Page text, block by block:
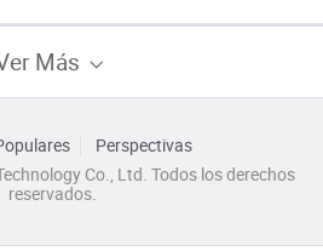
Más
Perspectivas
Co., Ltd. Todos los derechos
reservados.